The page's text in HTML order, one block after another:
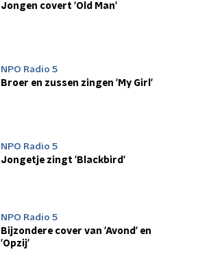
Jongen covert 'Old Man'
NPO Radio 5
Broer en zussen zingen 'My Girl'
NPO Radio 5
Jongetje zingt 'Blackbird'
NPO Radio 5
Bijzondere cover van 'Avond' en
'Opzij'